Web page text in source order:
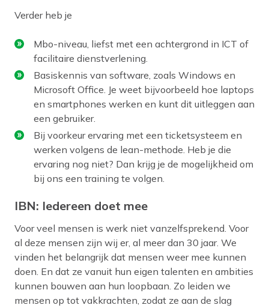
Verder heb je
Mbo-niveau, liefst met een achtergrond in ICT of
facilitaire dienstverlening.
Basiskennis van software, zoals Windows en
Microsoft Office. Je weet bijvoorbeeld hoe laptops
en smartphones werken en kunt dit uitleggen aan
een gebruiker.
Bij voorkeur ervaring met een ticketsysteem en
werken volgens de lean-methode. Heb je die
ervaring nog niet? Dan krijg je de mogelijkheid om
bij ons een training te volgen.
IBN: Iedereen doet mee
Voor veel mensen is werk niet vanzelfsprekend. Voor
al deze mensen zijn wij er, al meer dan 30 jaar. We
vinden het belangrijk dat mensen weer mee kunnen
doen. En dat ze vanuit hun eigen talenten en ambities
kunnen bouwen aan hun loopbaan. Zo leiden we
mensen op tot vakkrachten, zodat ze aan de slag